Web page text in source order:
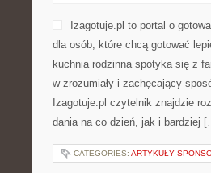
Izagotuje.pl to portal o
dla osób, które chcą gotować
kuchnia rodzinna spotyka się z
w zrozumiały i zachęcający
Izagotuje.pl czytelnik znajdzie
dania na co dzień, jak i bardziej
CATEGORIES: ARTYKUŁY